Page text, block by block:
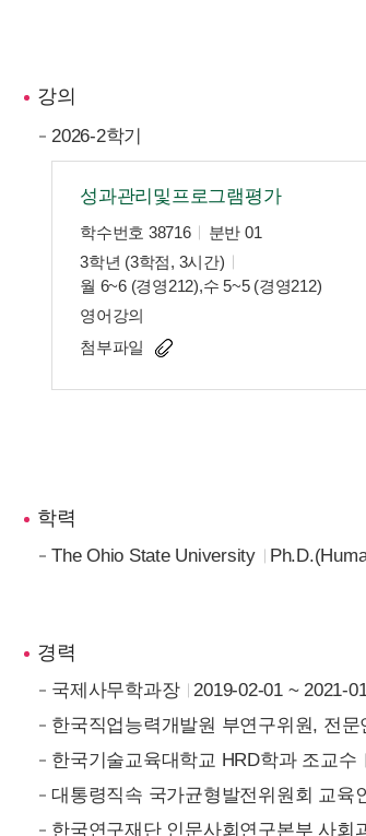
강의
2026-2학기
성과관리및프로그램평가
학수번호 38716
분반 01
3학년 (3학점, 3시간)
월 6~6 (경영212),수 5~5 (경영212)
영어강의
첨부파일
학력
The Ohio State University
경력
국제사무학과장
2019-02-01 ~ 2021-
한국직업능력개발원 부연구위원, 전문
한국기술교육대학교 HRD학과 조교수
대통령직속 국가균형발전위원회 교육
한국연구재단 인문사회연구본부 사회